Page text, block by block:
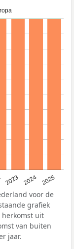
2023 2024 2025
voor de
grafiek
herkomst uit
van buiten
jaar.